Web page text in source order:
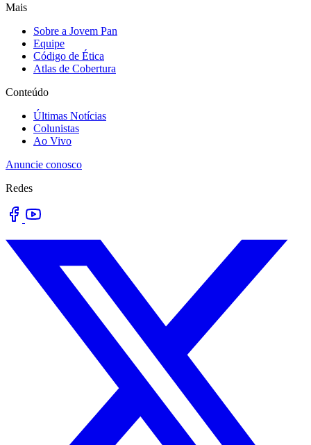
Mais
Sobre a Jovem Pan
Equipe
Código de Ética
Atlas de Cobertura
Conteúdo
Últimas Notícias
Colunistas
Ao Vivo
Anuncie conosco
Redes